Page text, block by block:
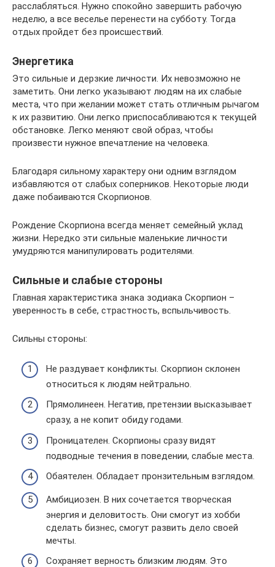
расслабляться. Нужно спокойно завершить рабочую
неделю, а все веселье перенести на субботу. Тогда
отдых пройдет без происшествий.
Энергетика
Это сильные и дерзкие личности. Их невозможно не
заметить. Они легко указывают людям на их слабые
места, что при желании может стать отличным рычагом
к их развитию. Они легко приспосабливаются к текущей
обстановке. Легко меняют свой образ, чтобы
произвести нужное впечатление на человека.
Благодаря сильному характеру они одним взглядом
избавляются от слабых соперников. Некоторые люди
даже побаиваются Скорпионов.
Рождение Скорпиона всегда меняет семейный уклад
жизни. Нередко эти сильные маленькие личности
умудряются манипулировать родителями.
Сильные и слабые стороны
Главная характеристика знака зодиака Скорпион –
уверенность в себе, страстность, вспыльчивость.
Сильны стороны:
Не раздувает конфликты. Скорпион склонен
относиться к людям нейтрально.
Прямолинеен. Негатив, претензии высказывает
сразу, а не копит обиду годами.
Проницателен. Скорпионы сразу видят
подводные течения в поведении, слабые места.
Обаятелен. Обладает пронзительным взглядом.
Амбициозен. В них сочетается творческая
энергия и деловитость. Они смогут из хобби
сделать бизнес, смогут развить дело своей
мечты.
Сохраняет верность близким людям. Это